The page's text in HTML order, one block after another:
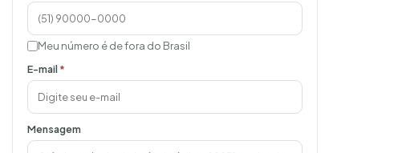
Meu número é de fora do Brasil
E-mail *
Mensagem